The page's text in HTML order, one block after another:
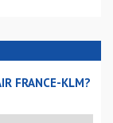
FRANCE-KLM?